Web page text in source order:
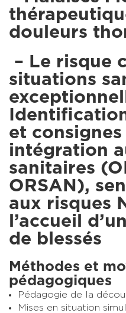
douleurs
– Le risque
situations
et
intégration
sanitaires
ORSAN),
aux risques
l’accueil
de blessés
Méthodes et
pédagogiques
Pédagogie de la
Mises en situation